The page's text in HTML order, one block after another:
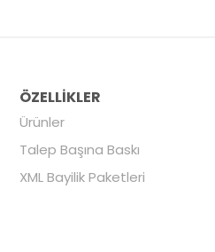
ÖZELLİKLER
Ürünler
Talep Başına Baskı
XML Bayilik Paketleri